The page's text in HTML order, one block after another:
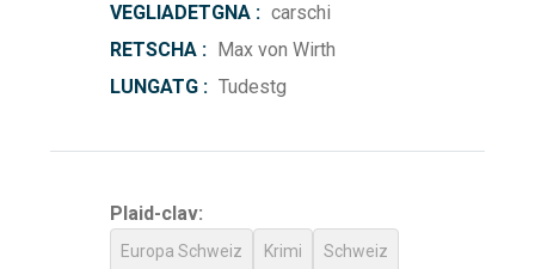
VEGLIADETGNA : carschi
RETSCHA :
Max von Wirth
LUNGATG : Tudestg
Plaid-clav:
Europa Schweiz Krimi Schweiz